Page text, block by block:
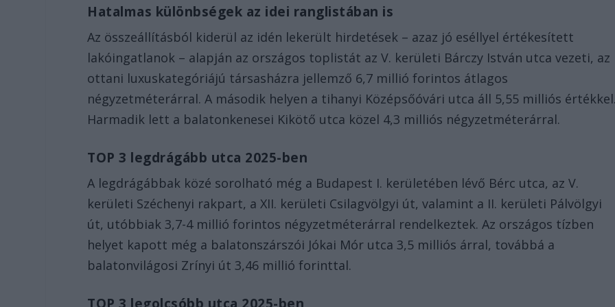
Hatalmas különbségek az idei ranglistában is
Az összeállításból kiderül az idén lekerült hirdetések – azaz jó eséllyel értékesített
lakóingatlanok – alapján az országos toplistát az V. kerületi Bárczy István utca vezeti, az
ottani luxuskategóriájú társasházra jellemző 6,7 millió forintos átlagos
négyzetméterárral. A második helyen a tihanyi Középsőóvári utca áll 5,55 milliós
Harmadik lett a balatonkenesei Kikötő utca közel 4,3 milliós négyzetméterárral.
TOP 3 legdrágább utca 2025-ben
A legdrágábbak közé sorolható még a Budapest I. kerületében lévő Bérc utca, az V.
kerületi Széchenyi rakpart, a XII. kerületi Csilagvölgyi út, valamint a II. kerületi Pálvölgyi
út, utóbbiak 3,7-4 millió forintos négyzetméterárral rendelkeztek. Az országos tízben
helyet kapott még a balatonszárszói Jókai Mór utca 3,5 milliós árral, továbbá a
balatonvilágosi Zrínyi út 3,46 millió forinttal.